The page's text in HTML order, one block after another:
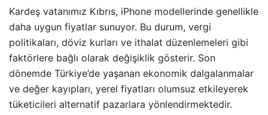
Kardeş vatanımız Kıbrıs, iPhone modellerinde genellikle
daha uygun fiyatlar sunuyor. Bu durum, vergi
politikaları, döviz kurları ve ithalat düzenlemeleri gibi
faktörlere bağlı olarak değişiklik gösterir. Son
dönemde Türkiye’de yaşanan ekonomik dalgalanmalar
ve değer kayıpları, yerel fiyatları olumsuz etkileyerek
tüketicileri alternatif pazarlara yönlendirmektedir.